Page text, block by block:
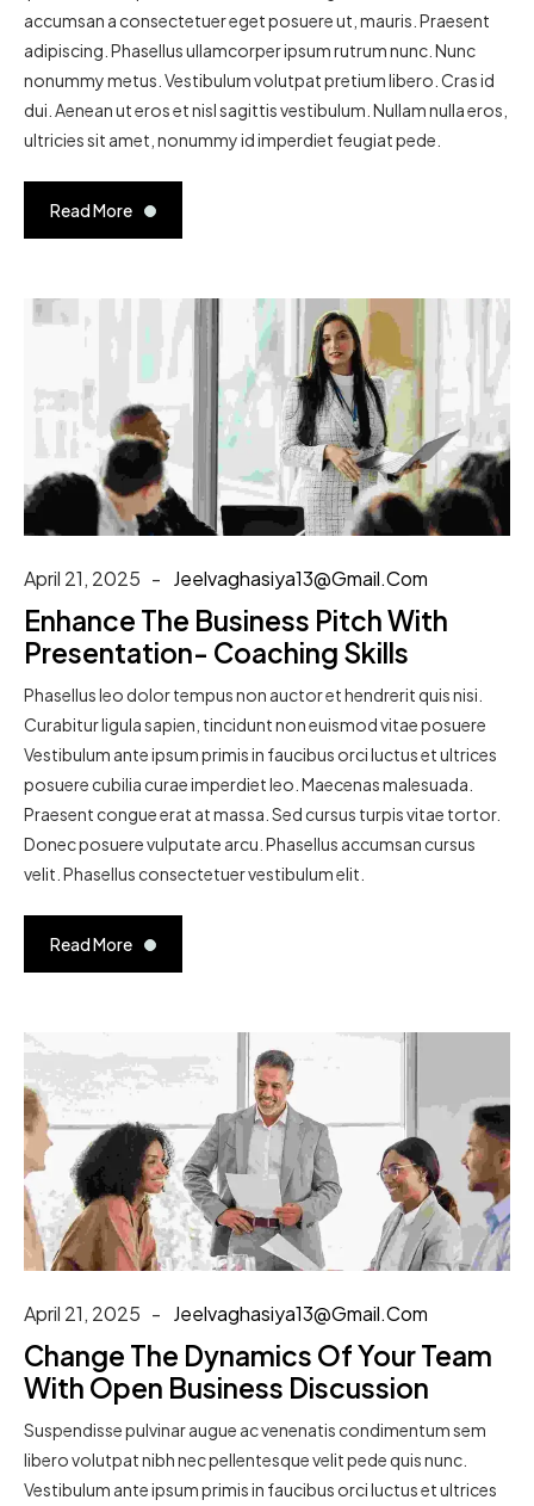
accumsan a consectetuer eget posuere ut, mauris. Praesent
adipiscing. Phasellus ullamcorper ipsum rutrum nunc. Nunc
nonummy metus. Vestibulum volutpat pretium libero. Cras id
dui. Aenean ut eros et nisl sagittis vestibulum. Nullam nulla eros,
ultricies sit amet, nonummy id imperdiet feugiat pede.
Read More
April 21, 2025 Jeelvaghasiya13@gmail.com
Enhance The Business Pitch With
Presentation- Coaching Skills
Phasellus leo dolor tempus non auctor et hendrerit quis nisi.
Curabitur ligula sapien, tincidunt non euismod vitae posuere
Vestibulum ante ipsum primis in faucibus orci luctus et ultrices
posuere cubilia curae imperdiet leo. Maecenas malesuada.
Praesent congue erat at massa. Sed cursus turpis vitae tortor.
Donec posuere vulputate arcu. Phasellus accumsan cursus
velit. Phasellus consectetuer vestibulum elit.
Read More
April 21, 2025 Jeelvaghasiya13@gmail.com
Change The Dynamics Of Your Team
With Open Business Discussion
Suspendisse pulvinar augue ac venenatis condimentum sem
libero volutpat nibh nec pellentesque velit pede quis nunc.
Vestibulum ante ipsum primis in faucibus orci luctus et ultrices